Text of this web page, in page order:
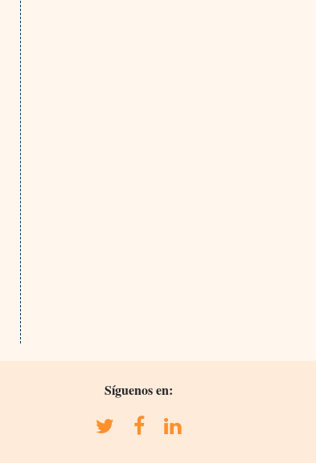
Síguenos en: